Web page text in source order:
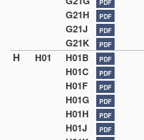
PDF
G21H PDF
G21J PDF
G21K PDF
H H01 H01B PDF
H01C PDF
H01F PDF
H01G PDF
H01H PDF
H01J PDF